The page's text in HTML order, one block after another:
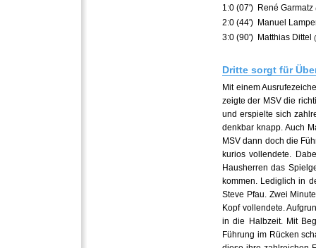
1:0 (07') René Garmatz
2:0 (44') Manuel
3:0 (90') Matthias Dittel
Dritte sorgt für
Mit einem
zeigte der MSV die
und erspielte sich
denkbar knapp. Auch
MSV dann doch die
kurios vollendete.
Hausherren das
kommen. Lediglich in
Steve Pfau. Zwei
Kopf vollendete.
in die Halbzeit. Mit
Führung im Rücken